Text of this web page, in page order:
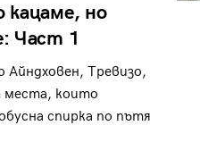
кацаме, но
Част 1
Тревизо,
които
спирка по пътя